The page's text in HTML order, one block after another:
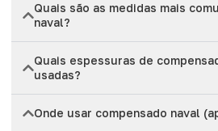
Quais são as medidas mais
naval?
Quais espessuras de
usadas?
Onde usar compensado naval